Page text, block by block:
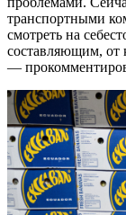
транспортными
смотреть на
составляющим, от
—